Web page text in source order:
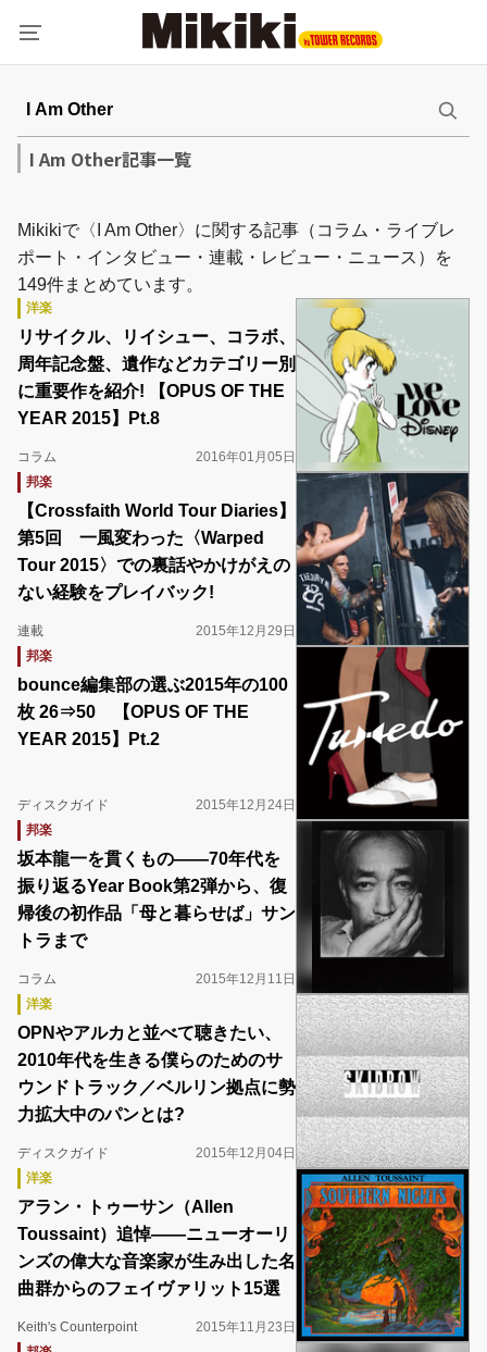
I Am Other記事一覧
Mikikiで〈I Am Other〉に関する記事（コラム・ライブレ
ポート・インタビュー・連載・レビュー・ニュース）を
149件まとめています。
洋楽
リサイクル、リイシュー、コラボ、
周年記念盤、遺作などカテゴリー別
に重要作を紹介! 【OPUS OF THE
YEAR 2015】Pt.8
コラム
2016年01月05日
邦楽
【Crossfaith World Tour Diaries】
第5回 一風変わった〈Warped
Tour 2015〉での裏話やかけがえの
ない経験をプレイバック!
連載
2015年12月29日
邦楽
bounce編集部の選ぶ2015年の100
枚 26⇒50 【OPUS OF THE
YEAR 2015】Pt.2
ディスクガイド
2015年12月24日
邦楽
坂本龍一を貫くもの――70年代を
振り返るYear Book第2弾から、復
帰後の初作品「母と暮らせば」サン
トラまで
コラム
2015年12月11日
洋楽
OPNやアルカと並べて聴きたい、
2010年代を生きる僕らのためのサ
ウンドトラック／ベルリン拠点に勢
力拡大中のパンとは?
ディスクガイド
2015年12月04日
洋楽
アラン・トゥーサン（Allen
Toussaint）追悼――ニューオーリ
ンズの偉大な音楽家が生み出した名
曲群からのフェイヴァリット15選
Keith's Counterpoint
2015年11月23日